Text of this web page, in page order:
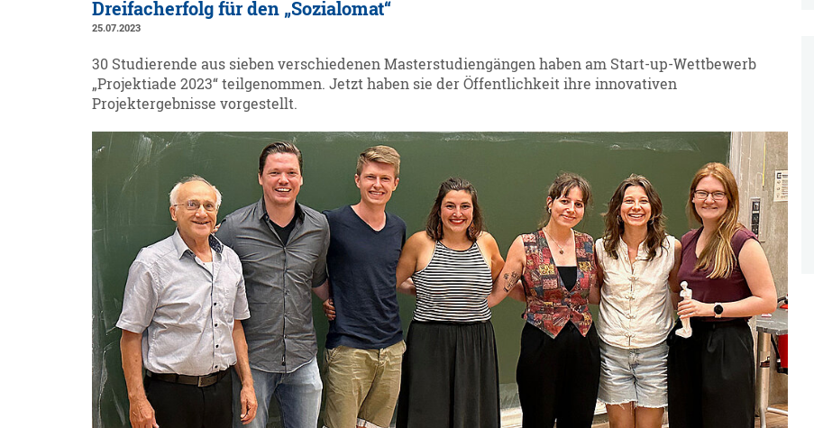
Dreifacherfolg für den „Sozialomat“
25.07.2023
30 Studierende aus sieben verschiedenen Masterstudiengängen haben am Start-up-Wettbewerb
„Projektiade 2023“ teilgenommen. Jetzt haben sie der Öffentlichkeit ihre innovativen
Projektergebnisse vorgestellt.